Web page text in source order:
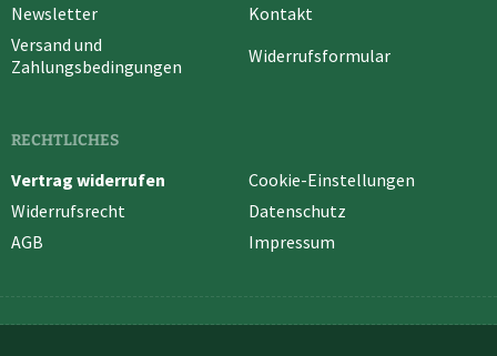
Newsletter
Kontakt
Versand und
Zahlungsbedingungen
Widerrufsformular
RECHTLICHES
Vertrag widerrufen
Cookie-Einstellungen
Widerrufsrecht
Datenschutz
AGB
Impressum